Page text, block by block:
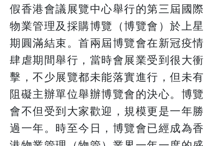
假香港會議展覽中心舉行的第三屆國際
物業管理及採購博覽（博覽會）於上星
期圓滿結束。首兩屆博覽會在新冠疫情
肆虐期間舉行，當時會展業受到很大衝
擊，不少展覽都未能落實進行，但未有
阻礙主辦單位舉辦博覽會的決心。博覽
會不但受到大家歡迎，規模更是一年勝
過一年。時至今日，博覽會已經成為香